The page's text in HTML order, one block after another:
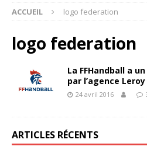
ACCUEIL logo federation
logo federation
La FFHandball a
par l’agence
24 avril 2016
ARTICLES RÉCENTS